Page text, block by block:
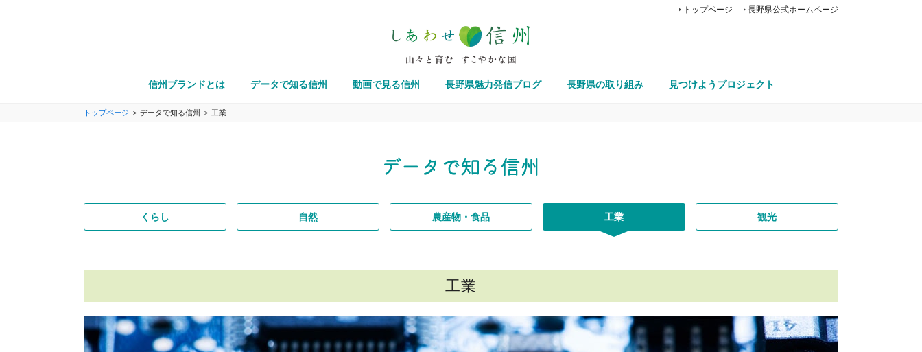
トップページ 長野県公式ホームページ
信州ブランドとは データで知る信州 動画で見る信州 長野県魅力発信ブログ 長野県の取り組み 見つけようプロジェクト
トップページ データで知る信州 工業
くらし 自然 農産物・食品 工業 観光
工業